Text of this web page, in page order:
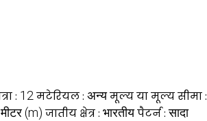
: 12 मटेरियल : अन्यमूल्य या मूल्य सीमा :
(m) जातीय क्षेत्र : भारतीयपैटर्न :सादा